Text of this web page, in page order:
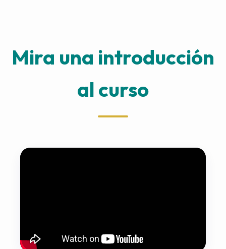
Mira una introducción
al curso